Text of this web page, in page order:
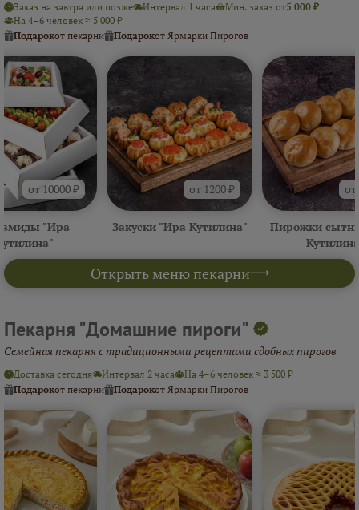
Открыть меню пекарни
Заказ на завтра или позже Интервал 1 часа Мин. заказ от5 000 ₽
На 4–6 человек ≈ 5 000 ₽
Подарокот пекарни Подарокот Ярмарки Пирогов
от 10000 ₽
"Ира
от 1200 ₽
Закуски "Ира Кутилина"
от
Пирожки
Пекарня "Домашние пироги"
Семейная пекарня с традиционными рецептами сдобных пирогов
Доставка сегодня Интервал 2 часа
На 4–6 человек ≈ 3 500 ₽
Подарокот пекарни Подарокот Ярмарки Пирогов